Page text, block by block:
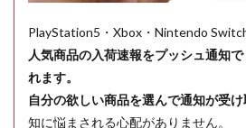
PlayStation5・Xbox・Nintendo
人気商品の入荷速報をプッシュ通知
れます。
自分の欲しい商品を選んで通知が受け
知に悩まされる心配がありません。